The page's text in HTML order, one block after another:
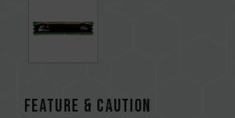
FEATURE & CAUTION